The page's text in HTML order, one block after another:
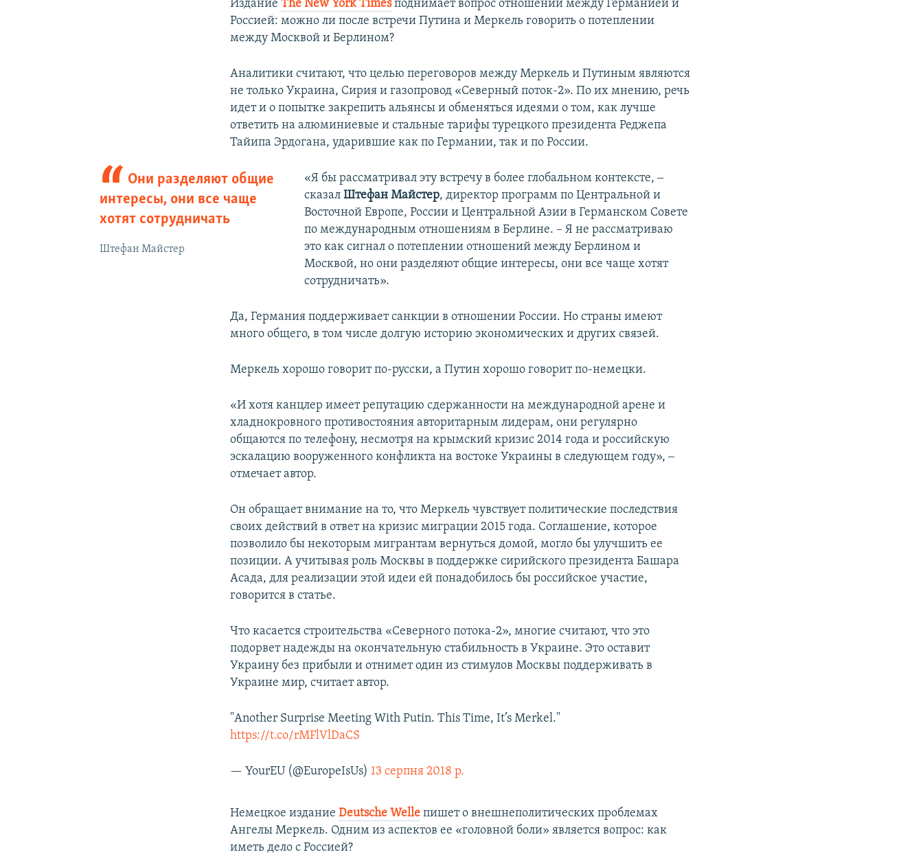
ИзданиеThe New York Timesподнимает вопрос отношений между Германией и
Россией: можно ли после встречи Путина и Меркель говорить о потеплении
между Москвой и Берлином?
Аналитики считают, что целью переговоров между Меркель и Путиным являются
не только Украина, Сирия и газопровод «Северный поток-2». По их мнению, речь
идет и о попытке закрепить альянсы и обменяться идеями о том, как лучше
ответить на алюминиевые и стальные тарифы турецкого президента Реджепа
Тайипа Эрдогана, ударившие как по Германии, так и по России.
Они разделяют общие
интересы, они все чаще
хотят сотрудничать
Штефан Майстер
«Я бы рассматривал эту встречу в более глобальном контексте, ‒
сказал Штефан Майстер, директор программ по Центральной и
Восточной Европе, России и Центральной Азии в Германском Совете
по международным отношениям в Берлине. – Я не рассматриваю
это как сигнал о потеплении отношений между Берлином и
Москвой, но они разделяют общие интересы, они все чаще хотят
сотрудничать».
Да, Германия поддерживает санкции в отношении России. Но страны имеют
много общего, в том числе долгую историю экономических и других связей.
Меркель хорошо говорит по-русски, а Путин хорошо говорит по-немецки.
«И хотя канцлер имеет репутацию сдержанности на международной арене и
хладнокровного противостояния авторитарным лидерам, они регулярно
общаются по телефону, несмотря на крымский кризис 2014 года и российскую
эскалацию вооруженного конфликта на востоке Украины в следующем году», ‒
отмечает автор.
Он обращает внимание на то, что Меркель чувствует политические последствия
своих действий в ответ на кризис миграции 2015 года. Соглашение, которое
позволило бы некоторым мигрантам вернуться домой, могло бы улучшить ее
позиции. А учитывая роль Москвы в поддержке сирийского президента Башара
Асада, для реализации этой идеи ей понадобилось бы российское участие,
говорится в статье.
Что касается строительства «Северного потока-2», многие считают, что это
подорвет надежды на окончательную стабильность в Украине. Это оставит
Украину без прибыли и отнимет один из стимулов Москвы поддерживать в
Украине мир, считает автор.
"Another Surprise Meeting With Putin. This Time, It’s Merkel."
https://t.co/rMFlVlDaCS
— YourEU (@EuropeIsUs) 13 серпня 2018 р.
Немецкое изданиеDeutsche Welle пишет о внешнеполитических проблемах
Ангелы Меркель. Одним из аспектов ее «головной боли» является вопрос: как
иметь дело с Россией?